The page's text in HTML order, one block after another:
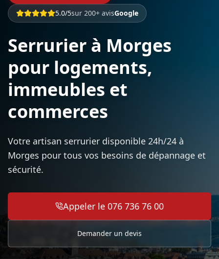
5.0/5sur 200+ avisGoogle
Serrurier à Morges
pour logements,
immeubles et
commerces
Votre artisan serrurier disponible 24h/24 à
Morges pour tous vos besoins de dépannage et
sécurité.
Appeler le 076 736 76 00
Demander un devis